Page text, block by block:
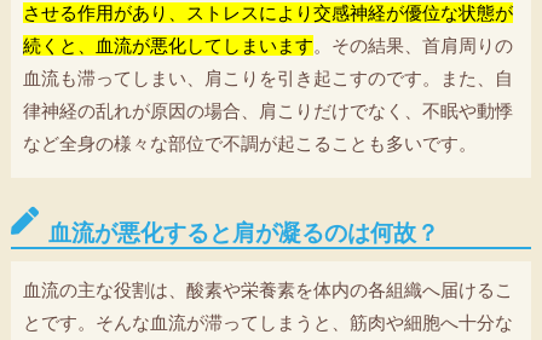
させる作用があり、ストレスにより交感神経が優位な状態が
続くと、血流が悪化してしまいます。その結果、首肩周りの
血流も滞ってしまい、肩こりを引き起こすのです。また、自
律神経の乱れが原因の場合、肩こりだけでなく、不眠や動悸
など全身の様々な部位で不調が起こることも多いです。
血流が悪化すると肩が凝るのは何故？
血流の主な役割は、酸素や栄養素を体内の各組織へ届けるこ
とです。そんな血流が滞ってしまうと、筋肉や細胞へ十分な